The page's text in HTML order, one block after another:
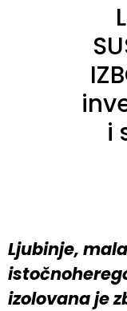
i
Ljubinje, mala
izolovana je